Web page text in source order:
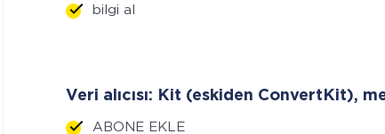
bilgi al
Veri alıcısı: Kit (eskiden ConvertKit),
ABONE EKLE